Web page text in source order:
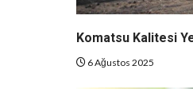
Komatsu Kalitesi
6 Ağustos 2025